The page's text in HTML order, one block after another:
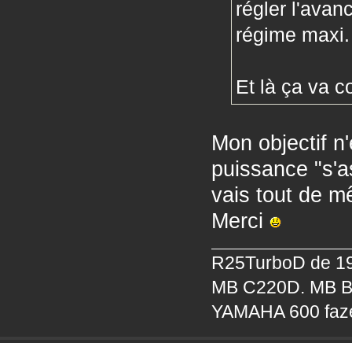
régler
régime
Et là ça va
Mon objectif
puissance
vais tout de
Merci
R25TurboD de
MB C220D. MB
YAMAHA 600